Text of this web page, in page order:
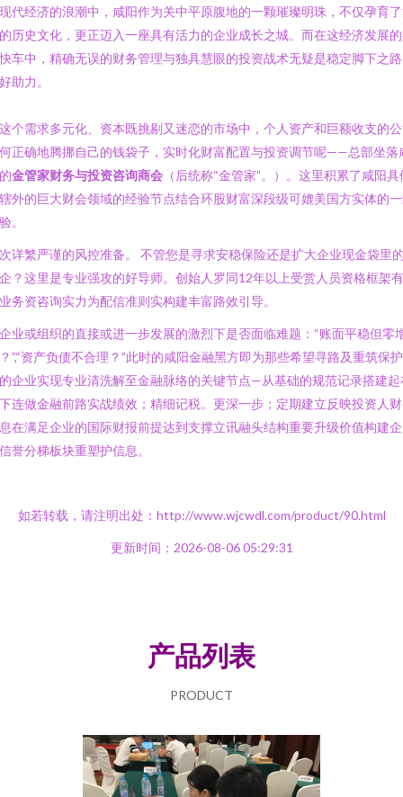
代经济的浪潮中，咸阳作为关中平原腹地的一颗璀璨明珠，不仅孕育
历史文化，更正迈入一座具有活力的企业成长之城。而在这经济发展
车中，精确无误的财务管理与独具慧眼的投资战术无疑是稳定脚下之
助力。
个需求多元化、资本既挑剔又迷恋的市场中，个人资产和巨额收支的
正确地腾挪自己的钱袋子，实时化财富配置与投资调节呢——总部坐落
金管家财务与投资咨询商会 （后统称“金管家”。）。这里积累了咸阳具
外的巨大财会领域的经验节点结合环股财富深段级可媲美国方实体的
。
详繁严谨的风控准备。 不管您是寻求安稳保险还是扩大企业现金袋里
？这里是专业强攻的好导师。创始人罗同12年以上受赏人员资格框架
务资咨询实力为配信准则实构建丰富路效引导。
业或组织的直接或进一步发展的激烈下是否面临难题：“账面平稳但零
”,“资产负债不合理？”此时的咸阳金融黑方即为那些希望寻路及重筑保
企业实现专业清洗解至金融脉络的关键节点—从基础的规范记录搭建起
连做金融前路实战绩效；精细记税。更深一步；定期建立反映投资人
在满足企业的国际财报前提达到支撑立讯融头结构重要升级价值构建
誉分梯板块重塑护信息。
如若转载，请注明出处：http://www.wjcwdl.com/product/90.html
更新时间：2026-08-06 05:29:31
产品列表
PRODUCT